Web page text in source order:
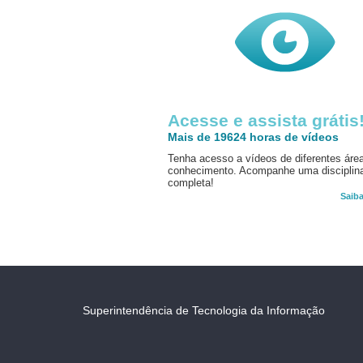
Acesse e assista
Mais de 19624 horas de vídeos
Tenha acesso a vídeos de diferentes
conhecimento. Acompanhe uma
completa!
Superintendência de Tecnologia da Informação